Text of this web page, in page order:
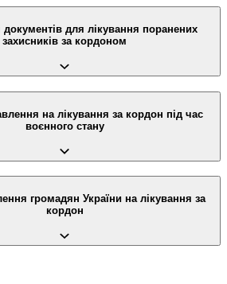
для лікування поранених
захисників за кордоном
на лікування за кордон під час
воєнного стану
громадян України на лікування за
кордон